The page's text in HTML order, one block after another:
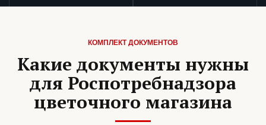
КОМПЛЕКТ ДОКУМЕНТОВ
Какие документы нужны
для Роспотребнадзора
цветочного магазина